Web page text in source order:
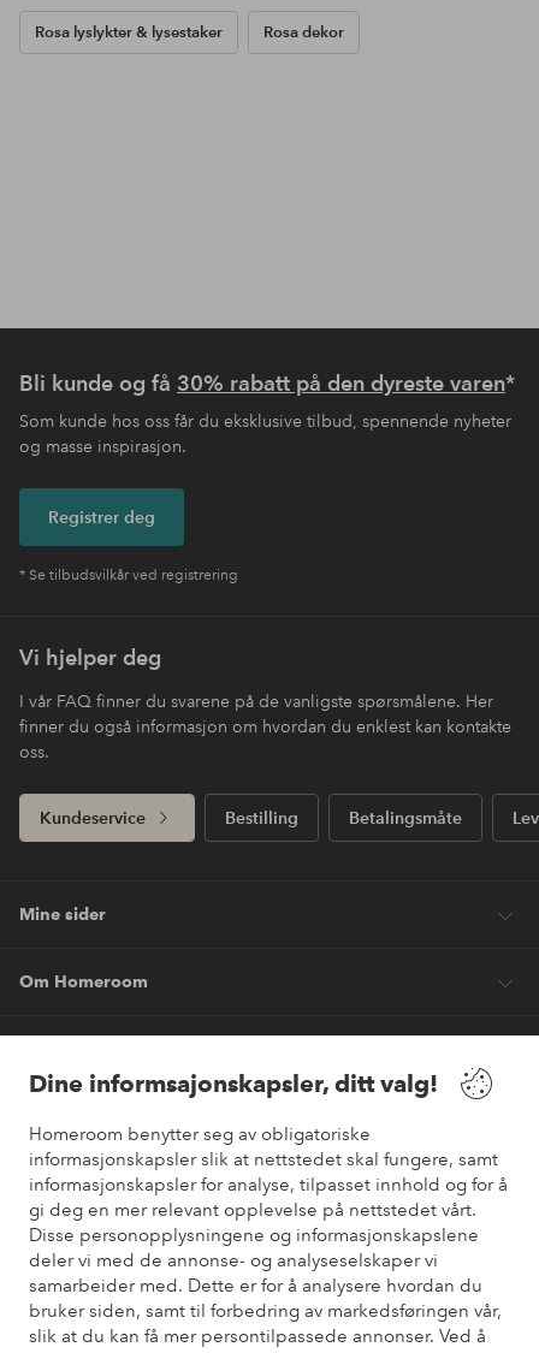
Dine informsajonskapsler, ditt valg!
Homeroom benytter seg av obligatoriske
informasjonskapsler slik at nettstedet skal fungere, samt
informasjonskapsler for analyse, tilpasset innhold og for å
gi deg en mer relevant opplevelse på nettstedet vårt.
Disse personopplysningene og informasjonskapslene
deler vi med de annonse- og analyseselskaper vi
samarbeider med. Dette er for å analysere hvordan du
bruker siden, samt til forbedring av markedsføringen vår,
slik at du kan få mer persontilpassede annonser. Ved å
Rosa lyslykter & lysestaker Rosa dekor
Bli kunde og få 30% rabatt på den dyreste varen*
Som kunde hos oss får du eksklusive tilbud, spennende nyheter
og masse inspirasjon.
Registrer deg
* Se tilbudsvilkår ved registrering
Vi hjelper deg
I vår FAQ finner du svarene på de vanligste spørsmålene. Her
finner du også informasjon om hvordan du enklest kan kontakte
oss.
Kundeservice Bestilling Betalingsmåte
Mine sider
Om Homeroom
Venner
Sikre betalinger
Vil du vite mer om våre betalingsalternativer?